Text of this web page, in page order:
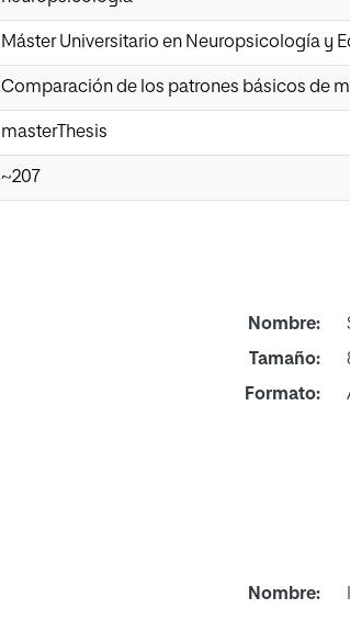
Máster Universitario en Neuropsicología y
Comparación de los patrones básicos de
masterThesis
~207
Nombre:
Tamaño:
Formato:
Nombre: